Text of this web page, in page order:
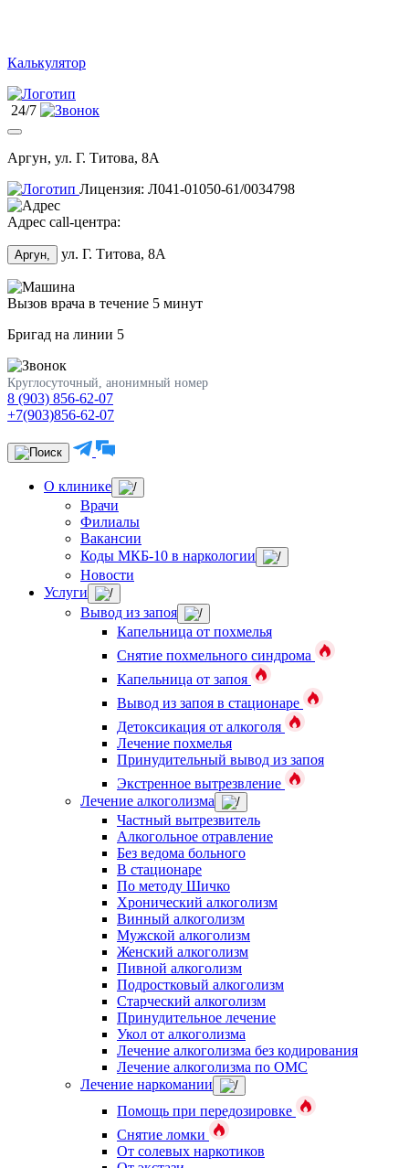
Калькулятор
24/7
Аргун, ул. Г. Титова, 8А
Лицензия: Л041-01050-61/0034798
Адрес call-центра:
Аргун, ул. Г. Титова, 8А
Вызов врача в течение 5 минут
Бригад на линии 5
Круглосуточный, анонимный номер
8 (903) 856-62-07
+7(903)856-62-07
О клинике
Врачи
Филиалы
Вакансии
Коды МКБ-10 в наркологии
Новости
Услуги
Вывод из запоя
Капельница от похмелья
Снятие похмельного синдрома
Капельница от запоя
Вывод из запоя в стационаре
Детоксикация от алкоголя
Лечение похмелья
Принудительный вывод из запоя
Экстренное вытрезвление
Лечение алкоголизма
Частный вытрезвитель
Алкогольное отравление
Без ведома больного
В стационаре
По методу Шичко
Хронический алкоголизм
Винный алкоголизм
Мужской алкоголизм
Женский алкоголизм
Пивной алкоголизм
Подростковый алкоголизм
Старческий алкоголизм
Принудительное лечение
Укол от алкоголизма
Лечение алкоголизма без кодирования
Лечение алкоголизма по ОМС
Лечение наркомании
Помощь при передозировке
Снятие ломки
От солевых наркотиков